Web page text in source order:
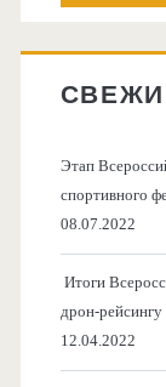
Этап
спортивного
08.07.2022
Итоги
дрон-рейсингу
12.04.2022